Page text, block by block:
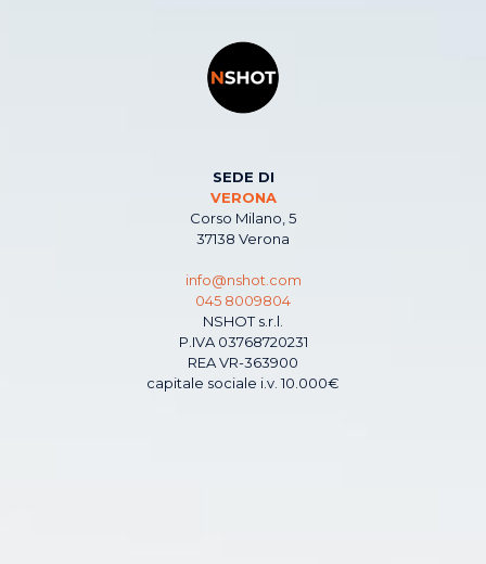
SEDE DI
VERONA
Corso Milano, 5
37138 Verona
info@nshot.com
045 8009804
NSHOT s.r.l.
P.IVA 03768720231
REA VR-363900
capitale sociale i.v. 10.000€